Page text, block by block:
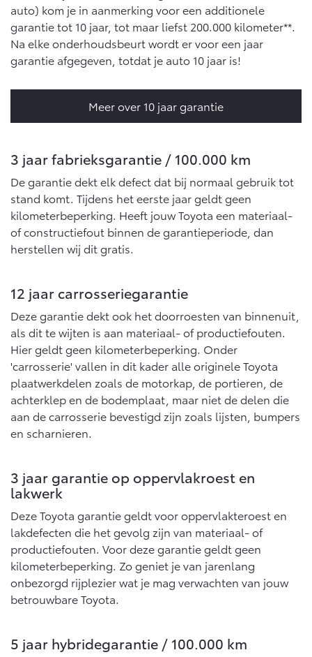
bZ4X
BATTERIJ-ELEKTRISCH
Vanaf € 39.995,-
bZ4X Touring
BATTERIJ-ELEKTRISCH
Vanaf € 48.995,-
Mirai
WATERSTOF-ELEKTRISCH
Vanaf € 76.695,-
Proace City (excl. BTW)
OOK ALS BATTERIJ-
ELEKTRISCH
Vanaf € 27.945,-
Proace (excl. BTW)
OOK ALS BATTERIJ-
ELEKTRISCH
Vanaf € 37.500,-
Proace Verso
BATTERIJ-ELEKTRISCH
Vanaf € 55.950,-
Proace Max (excl. BTW)
OOK ALS BATTERIJ-
ELEKTRISCH
Hilux (excl. BTW)
OOK ALS BATTERIJ-
ELEKTRISCH
Connected check
Navigatie updates
auto) kom je in aanmerking voor een additionele
garantie tot 10 jaar, tot maar liefst 200.000 kilometer**.
Na elke onderhoudsbeurt wordt er voor een jaar
garantie afgegeven, totdat je auto 10 jaar is!
Meer over 10 jaar garantie
3 jaar fabrieksgarantie / 100.000 km
De garantie dekt elk defect dat bij normaal gebruik tot
stand komt. Tijdens het eerste jaar geldt geen
kilometerbeperking. Heeft jouw Toyota een materiaal-
of constructiefout binnen de garantieperiode, dan
herstellen wij dit gratis.
12 jaar carrosseriegarantie
Deze garantie dekt ook het doorroesten van binnenuit,
als dit te wijten is aan materiaal- of productiefouten.
Hier geldt geen kilometerbeperking. Onder
'carrosserie' vallen in dit kader alle originele Toyota
plaatwerkdelen zoals de motorkap, de portieren, de
achterklep en de bodemplaat, maar niet de delen die
aan de carrosserie bevestigd zijn zoals lijsten, bumpers
en scharnieren.
3 jaar garantie op oppervlakroest en
lakwerk
Deze Toyota garantie geldt voor oppervlakteroest en
lakdefecten die het gevolg zijn van materiaal- of
productiefouten. Voor deze garantie geldt geen
kilometerbeperking. Zo geniet je van jarenlang
onbezorgd rijplezier wat je mag verwachten van jouw
betrouwbare Toyota.
5 jaar hybridegarantie / 100.000 km